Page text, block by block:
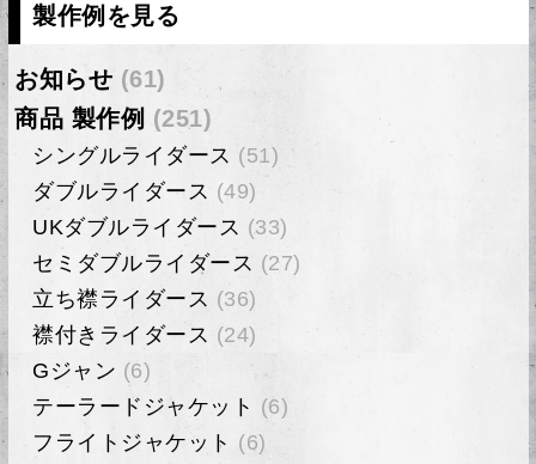
製作例を見る
お知らせ (61)
商品 製作例 (251)
シングルライダース (51)
ダブルライダース (49)
UKダブルライダース (33)
セミダブルライダース (27)
立ち襟ライダース (36)
襟付きライダース (24)
Gジャン (6)
テーラードジャケット (6)
フライトジャケット (6)